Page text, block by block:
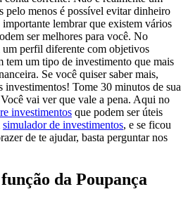
pelo menos é possível evitar dinheiro
importante lembrar que existem vários
ser melhores para você. No
um perfil diferente com objetivos
tem um tipo de investimento que mais
Se você quiser saber mais,
investimentos! Tome 30 minutos de sua
vai ver que vale a pena. Aqui no
investimentos que podem ser úteis
simulador de investimentos, e se ficou
de te ajudar, basta perguntar nos
da Poupança